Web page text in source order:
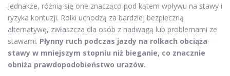
Jednakże, różnią się one znacząco pod kątem wpływu na stawy i
ryzyka kontuzji. Rolki uchodzą za bardziej bezpieczną
alternatywę, zwłaszcza dla osób z nadwagą lub problemami ze
stawami. Płynny ruch podczas jazdy na rolkach obciąża
stawy w mniejszym stopniu niż bieganie, co znacznie
obniża prawdopodobieństwo urazów.